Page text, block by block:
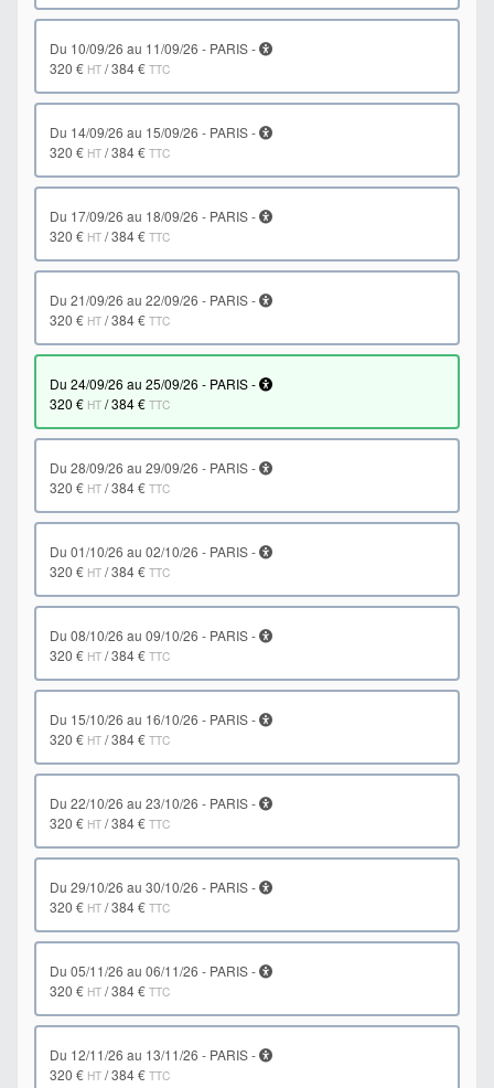
du 10/09/26 au 11/09/26 - PARIS -
320 € HT /384 € TTC
du 14/09/26 au 15/09/26 - PARIS -
320 € HT /384 € TTC
du 17/09/26 au 18/09/26 - PARIS -
320 € HT /384 € TTC
du 21/09/26 au 22/09/26 - PARIS -
320 € HT /384 € TTC
du 24/09/26 au 25/09/26 - PARIS -
320 € HT /384 € TTC
du 28/09/26 au 29/09/26 - PARIS -
320 € HT /384 € TTC
du 01/10/26 au 02/10/26 - PARIS -
320 € HT /384 € TTC
du 08/10/26 au 09/10/26 - PARIS -
320 € HT /384 € TTC
du 15/10/26 au 16/10/26 - PARIS -
320 € HT /384 € TTC
du 22/10/26 au 23/10/26 - PARIS -
320 € HT /384 € TTC
du 29/10/26 au 30/10/26 - PARIS -
320 € HT /384 € TTC
du 05/11/26 au 06/11/26 - PARIS -
320 € HT /384 € TTC
du 12/11/26 au 13/11/26 - PARIS -
320 € HT /384 € TTC